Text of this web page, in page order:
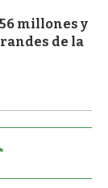
millones y
de la